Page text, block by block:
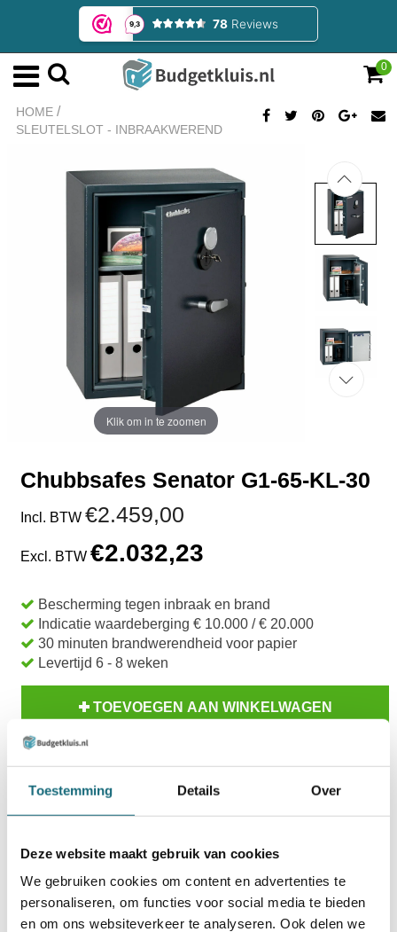
Toestemming Details Over
Deze website maakt gebruik van cookies
We gebruiken cookies om content en advertenties te
personaliseren, om functies voor social media te bieden
en om ons websiteverkeer te analyseren. Ook delen we
0
HOME /
SLEUTELSLOT - INBRAAKWEREND
Klik om in te zoomen
Chubbsafes Senator G1-65-KL-30
Incl. BTW €2.459,00
Excl. BTW €2.032,23
Bescherming tegen inbraak en brand
Indicatie waardeberging € 10.000 / € 20.000
30 minuten brandwerendheid voor papier
Levertijd 6 - 8 weken
TOEVOEGEN AAN WINKELWAGEN
Op voorraad? Besteld voor14:30 uur,
dezelfde werkdag